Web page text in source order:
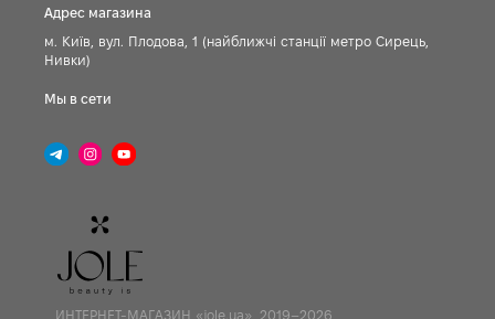
Адрес магазина
м. Київ, вул. Плодова, 1 (найближчі станції метро Сирець,
Нивки)
Мы в сети